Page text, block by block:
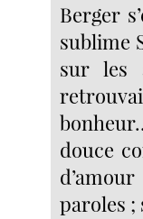
Berger
sublime
sur les
douce
paroles ;